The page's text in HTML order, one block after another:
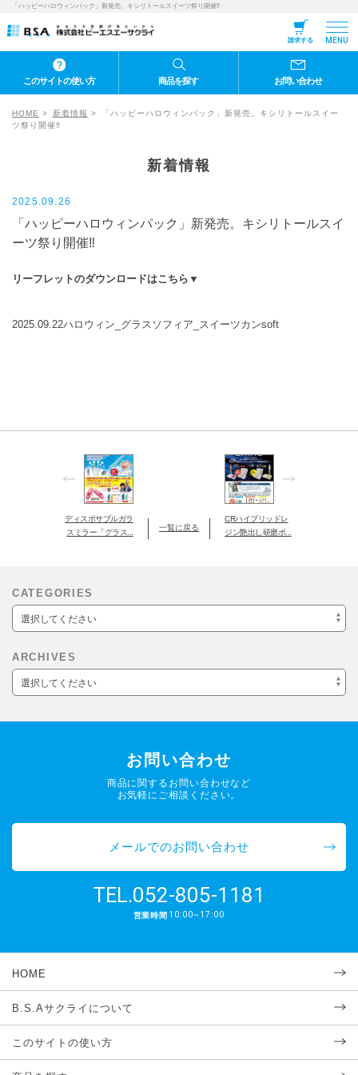
「ハッピーハロウィンパック」新発売。キシリトールスイーツ祭り開催‼
請求する MENU
このサイトの使い方 商品を探す お問い合わせ
HOME 新着情報
「ハッピーハロウィンパック」新発売。キシリトールスイー
ツ祭り開催‼
新着情報
2025.09.26
「ハッピーハロウィンパック」新発売。キシリトールスイ
ーツ祭り開催‼
リーフレットのダウンロードはこちら▼
2025.09.22ハロウィン_グラスソフィア_スイーツカンsoft
ディスポサブルガラ
スミラー「グラス...
一覧に戻る
CRハイブリッドレ
ジン艶出し研磨ポ...
CATEGORIES
選択してください
ARCHIVES
選択してください
お問い合わせ
商品に関するお問い合わせなど
お気軽にご相談ください。
メールでのお問い合わせ
TEL.052-805-1181
営業時間 10:00~17:00
HOME
B.S.Aサクライについて
このサイトの使い方